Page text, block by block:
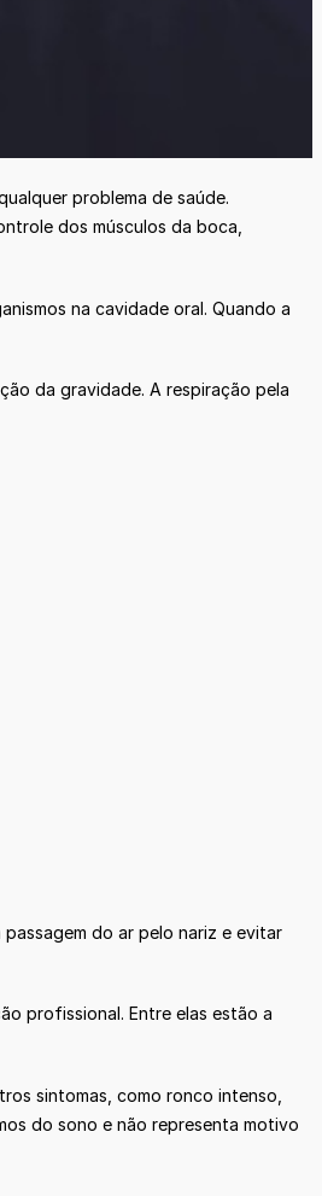
problema de saúde.
dos músculos da boca,
na cavidade oral. Quando a
da gravidade. A respiração pela
do ar pelo nariz e evitar
profissional. Entre elas estão a
sintomas, como ronco intenso,
do sono e não representa motivo